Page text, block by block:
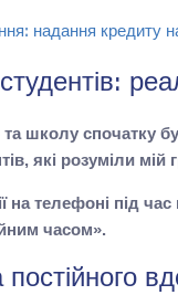
надання кредиту
та школу спочатку
які розуміли мій
на телефоні під
часом».